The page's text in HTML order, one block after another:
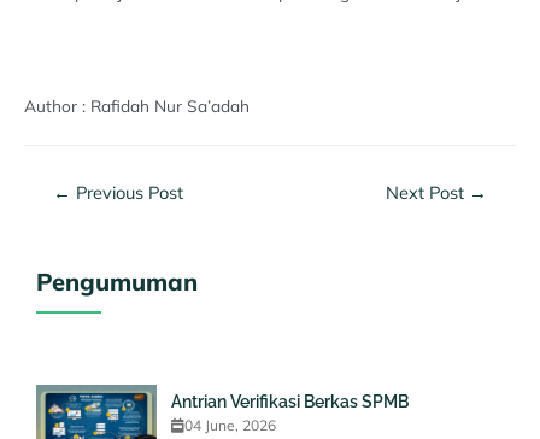
Author : Rafidah Nur Sa’adah
← Previous Post Next Post →
Pengumuman
Antrian Verifikasi Berkas SPMB
04 June, 2026